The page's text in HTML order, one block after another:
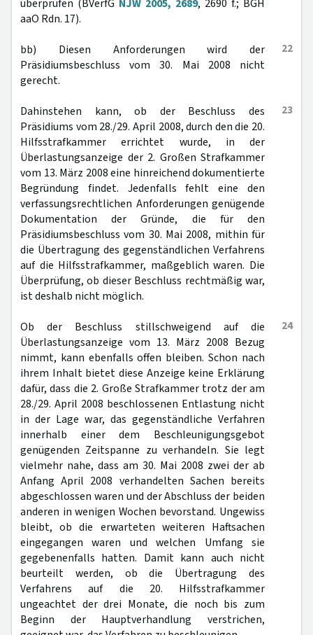
überprüfen (BVerfG NJW 2005, 2689, 2690 f.; BGH
aaO Rdn. 17).
22
bb) Diesen Anforderungen wird der
Präsidiumsbeschluss vom 30. Mai 2008 nicht
gerecht.
23
Dahinstehen kann, ob der Beschluss des
Präsidiums vom 28./29. April 2008, durch den die 20.
Hilfsstrafkammer errichtet wurde, in der
Überlastungsanzeige der 2. Großen Strafkammer
vom 13. März 2008 eine hinreichend dokumentierte
Begründung findet. Jedenfalls fehlt eine den
verfassungsrechtlichen Anforderungen genügende
Dokumentation der Gründe, die für den
Präsidiumsbeschluss vom 30. Mai 2008, mithin für
die Übertragung des gegenständlichen Verfahrens
auf die Hilfsstrafkammer, maßgeblich waren. Die
Überprüfung, ob dieser Beschluss rechtmäßig war,
ist deshalb nicht möglich.
24
Ob der Beschluss stillschweigend auf die
Überlastungsanzeige vom 13. März 2008 Bezug
nimmt, kann ebenfalls offen bleiben. Schon nach
ihrem Inhalt bietet diese Anzeige keine Erklärung
dafür, dass die 2. Große Strafkammer trotz der am
28./29. April 2008 beschlossenen Entlastung nicht
in der Lage war, das gegenständliche Verfahren
innerhalb einer dem Beschleunigungsgebot
genügenden Zeitspanne zu verhandeln. Sie legt
vielmehr nahe, dass am 30. Mai 2008 zwei der ab
Anfang April 2008 verhandelten Sachen bereits
abgeschlossen waren und der Abschluss der beiden
anderen in wenigen Wochen bevorstand. Ungewiss
bleibt, ob die erwarteten weiteren Haftsachen
eingegangen waren und welchen Umfang sie
gegebenenfalls hatten. Damit kann auch nicht
beurteilt werden, ob die Übertragung des
Verfahrens auf die 20. Hilfsstrafkammer
ungeachtet der drei Monate, die noch bis zum
Beginn der Hauptverhandlung verstrichen,